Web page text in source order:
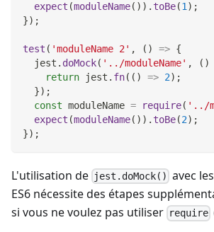
expect (moduleName( ) ) . toBe(1 ) ;
}) ;
test ( 'moduleName 2' , ( ) => {
  jest
. doMock( '../moduleName' , ( )
return jest . fn( ( ) => 2) ;
}) ;
const moduleName = require( '../
expect (moduleName( ) ) . toBe(2) ;
}) ;
L'utilisation de jest.doMock() avec
ES6 nécessite des étapes
si vous ne voulez pas utiliser require